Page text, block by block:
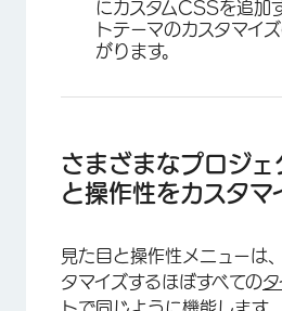
にカスタムCSSを追加
トテーマのカスタマイ
がります。
さまざまなプロジェ
と操作性をカスタマ
見た目と操作性メニューは
タマイズするほぼすべての